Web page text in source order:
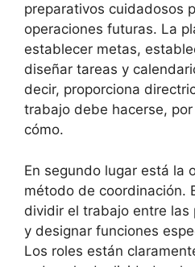
preparativos cuidadosos
operaciones futuras. La
establecer metas,
diseñar tareas y
decir, proporciona
trabajo debe hacerse,
cómo.
En segundo lugar está la
método de coordinación.
dividir el trabajo entre las
y designar funciones
Los roles están